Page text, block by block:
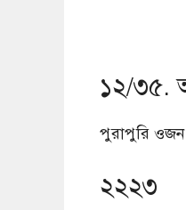
১২/৩৫.
পুরাপুরি
২২২৩